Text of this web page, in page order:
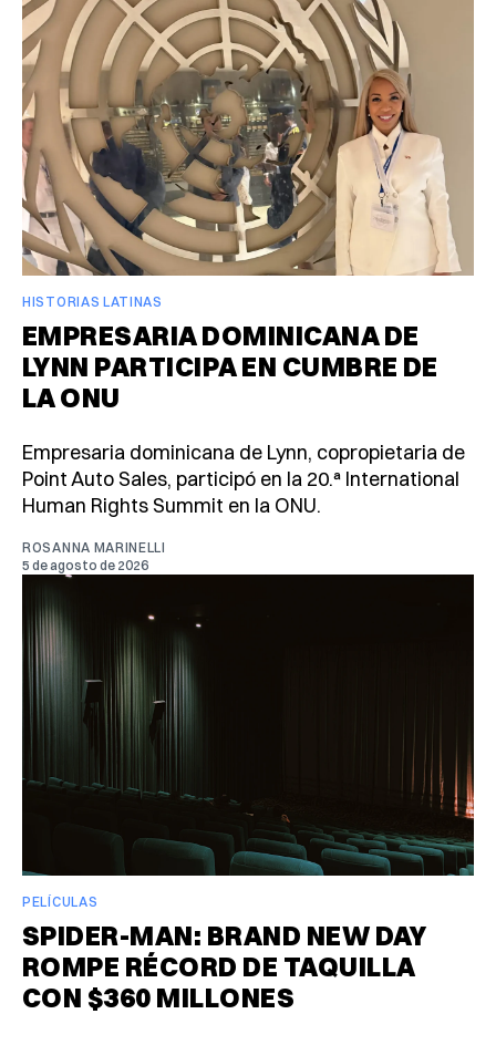
HISTORIAS LATINAS
EMPRESARIA DOMINICANA DE
LYNN PARTICIPA EN CUMBRE DE
LA ONU
Empresaria dominicana de Lynn, copropietaria de
Point Auto Sales, participó en la 20.ª International
Human Rights Summit en la ONU.
ROSANNA MARINELLI
5 de agosto de 2026
PELÍCULAS
SPIDER-MAN: BRAND NEW DAY
ROMPE RÉCORD DE TAQUILLA
CON $360 MILLONES